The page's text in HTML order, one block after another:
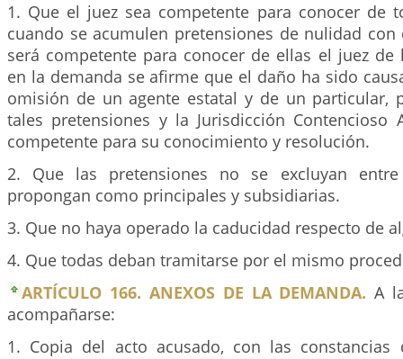
1. Que el juez sea competente para conocer de
cuando se acumulen pretensiones de nulidad con
será competente para conocer de ellas el juez de
en la demanda se afirme que el daño ha sido
omisión de un agente estatal y de un particular,
tales pretensiones y la Jurisdicción Contencioso
competente para su conocimiento y resolución.
2. Que las pretensiones no se excluyan
propongan como principales y subsidiarias.
3. Que no haya operado la caducidad respecto de
4. Que todas deban tramitarse por el mismo
ARTÍCULO 166. ANEXOS DE LA DEMANDA. A
acompañarse:
1. Copia del acto acusado, con las constancias